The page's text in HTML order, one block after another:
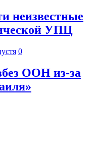
неизвестные
УПЦ
0
ООН из-за